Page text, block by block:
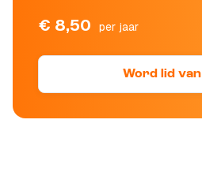
€ 8,50 per jaar
Word lid van